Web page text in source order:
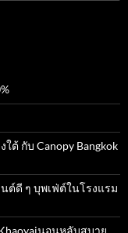
ต้ กับ Canopy Bangkok
ต์ดี ๆ บุพเฟ่ต์ในโรงแรม
นอนหลับสบาย…